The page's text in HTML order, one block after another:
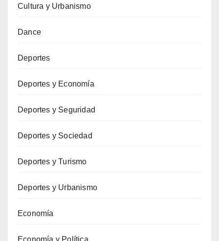
Cultura y Urbanismo
Dance
Deportes
Deportes y Economía
Deportes y Seguridad
Deportes y Sociedad
Deportes y Turismo
Deportes y Urbanismo
Economía
Economía y Política